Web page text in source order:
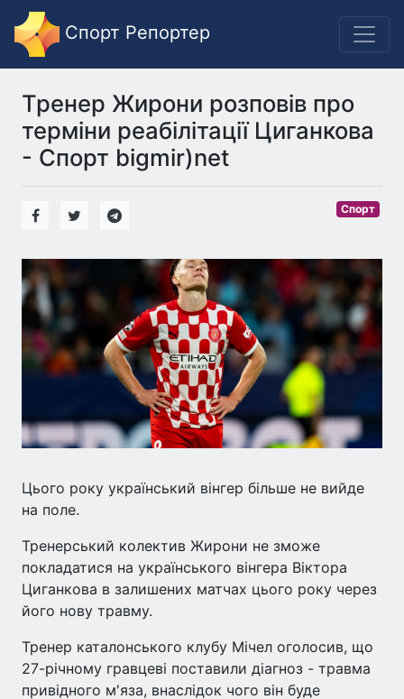
Спорт Репортер
Тренер Жирони розповів про
терміни реабілітації Циганкова
- Спорт bigmir)net
Спорт
Цього року український вінгер більше не вийде
на поле.
Тренерський колектив Жирони не зможе
покладатися на українського вінгера Віктора
Циганкова в залишених матчах цього року через
його нову травму.
Тренер каталонського клубу Мічел оголосив, що
27-річному гравцеві поставили діагноз - травма
привідного м'яза, внаслідок чого він буде